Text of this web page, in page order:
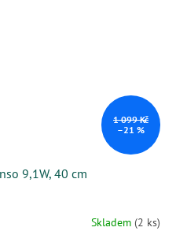
1 099 Kč
–21 %
9,1W, 40 cm
Skladem (2 ks)